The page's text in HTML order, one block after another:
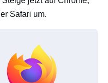
Safari um.